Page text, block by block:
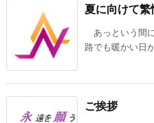
夏に向けて繁
あっという間
路でも暖かい日
ご挨拶